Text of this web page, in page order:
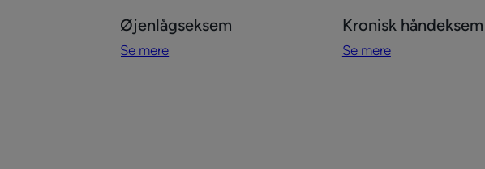
mere
Øjenlågseksem
Øjenlågseksem
Se mere
mere
Kronisk
Kronisk håndeksem
Se mere